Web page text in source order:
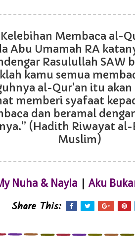
Kelebihan Membaca al-
Abu Umamah RA
Rasulullah SAW
kamu semua
al-Qur’an itu
memberi syafaat
dan beramal
(Hadith Riwayat
Muslim)
Nuha & Nayla | Aku
Share This: